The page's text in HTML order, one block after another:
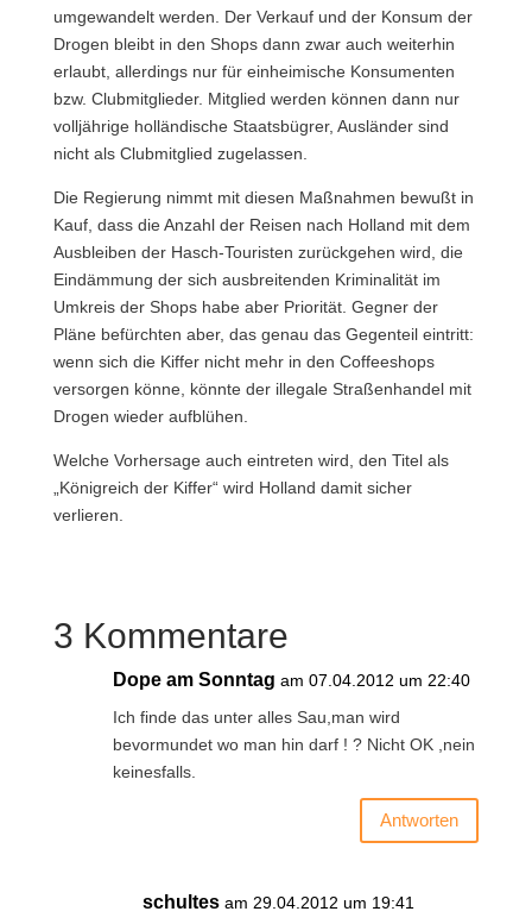
umgewandelt werden. Der Verkauf und der Konsum der
Drogen bleibt in den Shops dann zwar auch weiterhin
erlaubt, allerdings nur für einheimische Konsumenten
bzw. Clubmitglieder. Mitglied werden können dann nur
volljährige holländische Staatsbügrer, Ausländer sind
nicht als Clubmitglied zugelassen.
Die Regierung nimmt mit diesen Maßnahmen bewußt in
Kauf, dass die Anzahl der Reisen nach Holland mit dem
Ausbleiben der Hasch-Touristen zurückgehen wird, die
Eindämmung der sich ausbreitenden Kriminalität im
Umkreis der Shops habe aber Priorität. Gegner der
Pläne befürchten aber, das genau das Gegenteil eintritt:
wenn sich die Kiffer nicht mehr in den Coffeeshops
versorgen könne, könnte der illegale Straßenhandel mit
Drogen wieder aufblühen.
Welche Vorhersage auch eintreten wird, den Titel als
„Königreich der Kiffer“ wird Holland damit sicher
verlieren.
3 Kommentare
Dope am Sonntag am 07.04.2012 um 22:40
Ich finde das unter alles Sau,man wird
bevormundet wo man hin darf ! ? Nicht OK ,nein
keinesfalls.
Antworten
schultes am 29.04.2012 um 19:41